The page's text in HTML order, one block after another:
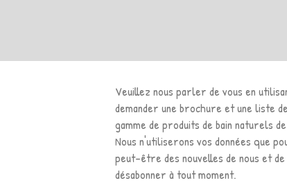
Veuillez nous parler de vous en
demander une brochure et une liste
gamme de produits de bain naturels
Nous n'utiliserons vos données que
peut-être des nouvelles de nous et
désabonner à tout moment.